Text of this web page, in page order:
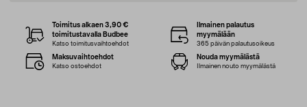
Toimitus alkaen 3,90 €
toimitustavalla Budbee
Katso toimitusvaihtoehdot
Ilmainen palautus
myymälään
365 päivän palautusoikeus
Maksuvaihtoehdot
Katso ostoehdot
Nouda myymälästä
Ilmainen nouto myymälästä